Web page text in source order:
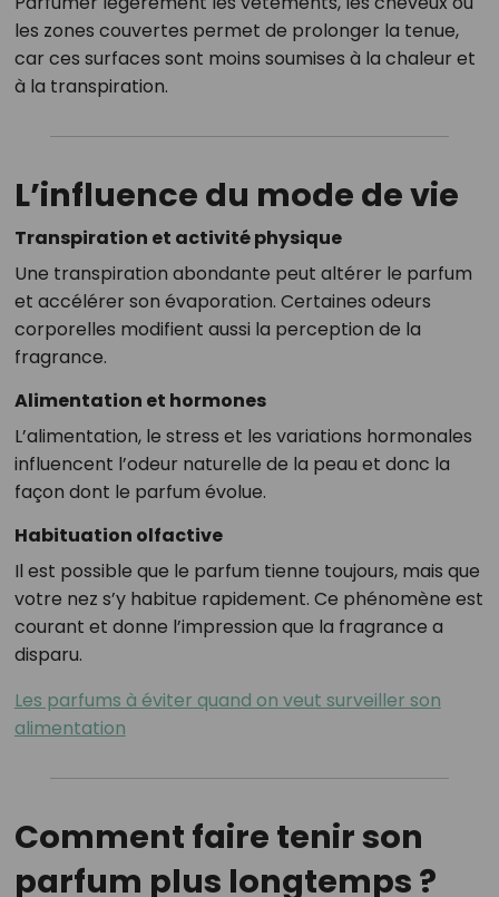
les zones couvertes permet de prolonger la tenue,
car ces surfaces sont moins soumises à la chaleur et
à la transpiration.
L’influence du mode de vie
Transpiration et activité physique
Une transpiration abondante peut altérer le parfum
et accélérer son évaporation. Certaines odeurs
corporelles modifient aussi la perception de la
fragrance.
Alimentation et hormones
L’alimentation, le stress et les variations hormonales
influencent l’odeur naturelle de la peau et donc la
façon dont le parfum évolue.
Habituation olfactive
Il est possible que le parfum tienne toujours, mais que
votre nez s’y habitue rapidement. Ce phénomène est
courant et donne l’impression que la fragrance a
disparu.
Les parfums à éviter quand on veut surveiller son
alimentation
Comment faire tenir son
parfum plus longtemps ?